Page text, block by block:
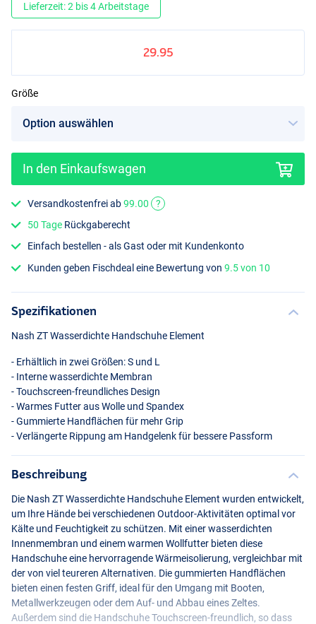
Lieferzeit: 2 bis 4 Arbeitstage
29.95
Größe
In den Einkaufswagen
Versandkostenfrei ab99.00
?
50 Tage Rückgaberecht
Einfach bestellen - als Gast oder mit Kundenkonto
Kunden geben Fischdeal eine Bewertung von9.5 von 10
Spezifikationen
Nash ZT Wasserdichte Handschuhe Element
- Erhältlich in zwei Größen: S und L
- Interne wasserdichte Membran
- Touchscreen-freundliches Design
- Warmes Futter aus Wolle und Spandex
- Gummierte Handflächen für mehr Grip
- Verlängerte Rippung am Handgelenk für bessere Passform
Beschreibung
Die Nash ZT Wasserdichte Handschuhe Element wurden entwickelt,
um Ihre Hände bei verschiedenen Outdoor-Aktivitäten optimal vor
Kälte und Feuchtigkeit zu schützen. Mit einer wasserdichten
Innenmembran und einem warmen Wollfutter bieten diese
Handschuhe eine hervorragende Wärmeisolierung, vergleichbar mit
der von viel teureren Alternativen. Die gummierten Handflächen
bieten einen festen Griff, ideal für den Umgang mit Booten,
Metallwerkzeugen oder dem Auf- und Abbau eines Zeltes.
Außerdem sind die Handschuhe Touchscreen-freundlich, so dass